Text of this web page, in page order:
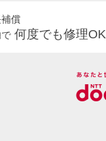
償
何度でも修理OK